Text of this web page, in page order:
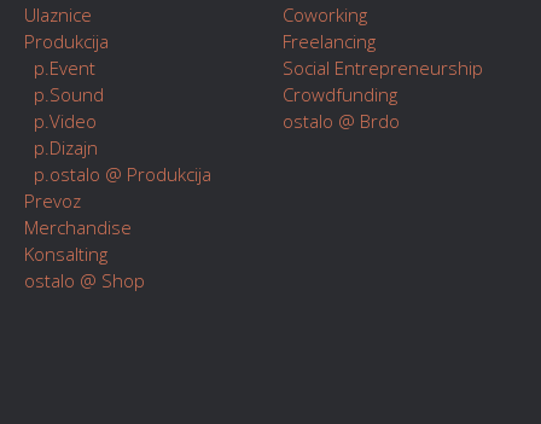
Ulaznice
Produkcija
p.Event
p.Sound
p.Video
p.Dizajn
p.ostalo @ Produkcija
Prevoz
Merchandise
Konsalting
ostalo @ Shop
Coworking
Freelancing
Social Entrepreneurship
Crowdfunding
ostalo @ Brdo